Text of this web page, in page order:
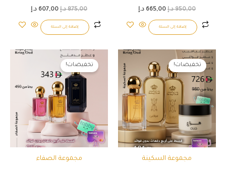
950,00 د.إ 665,00 د.إ
إضافة إلى السلة
875,00 د.إ 607,00 د.إ
إضافة إلى السلة
تخفيضات!
مجموعة السكينة
الأصلي
هو:
980,00 د.إ.
السعر
الحالي
726,00 د.إ.
تخفيضات!
مجموعة الصفاء
هو:
490,00 د.إ.
السعر